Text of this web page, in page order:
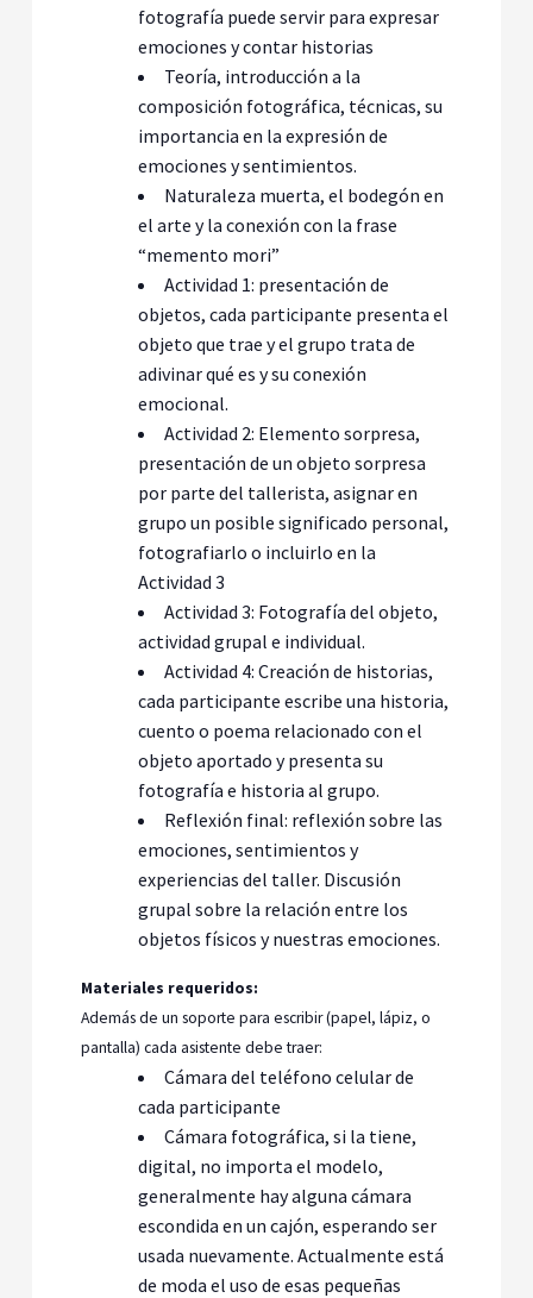
fotografía puede servir para expresar
emociones y contar historias
Teoría, introducción a la
composición fotográfica, técnicas, su
importancia en la expresión de
emociones y sentimientos.
Naturaleza muerta, el bodegón en
el arte y la conexión con la frase
“memento mori”
Actividad 1: presentación de
objetos, cada participante presenta el
objeto que trae y el grupo trata de
adivinar qué es y su conexión
emocional.
Actividad 2: Elemento sorpresa,
presentación de un objeto sorpresa
por parte del tallerista, asignar en
grupo un posible significado personal,
fotografiarlo o incluirlo en la
Actividad 3
Actividad 3: Fotografía del objeto,
actividad grupal e individual.
Actividad 4: Creación de historias,
cada participante escribe una historia,
cuento o poema relacionado con el
objeto aportado y presenta su
fotografía e historia al grupo.
Reflexión final: reflexión sobre las
emociones, sentimientos y
experiencias del taller. Discusión
grupal sobre la relación entre los
objetos físicos y nuestras emociones.
Materiales requeridos:
Además de un soporte para escribir (papel, lápiz, o
pantalla) cada asistente debe traer:
Cámara del teléfono celular de
cada participante
Cámara fotográfica, si la tiene,
digital, no importa el modelo,
generalmente hay alguna cámara
escondida en un cajón, esperando ser
usada nuevamente. Actualmente está
de moda el uso de esas pequeñas